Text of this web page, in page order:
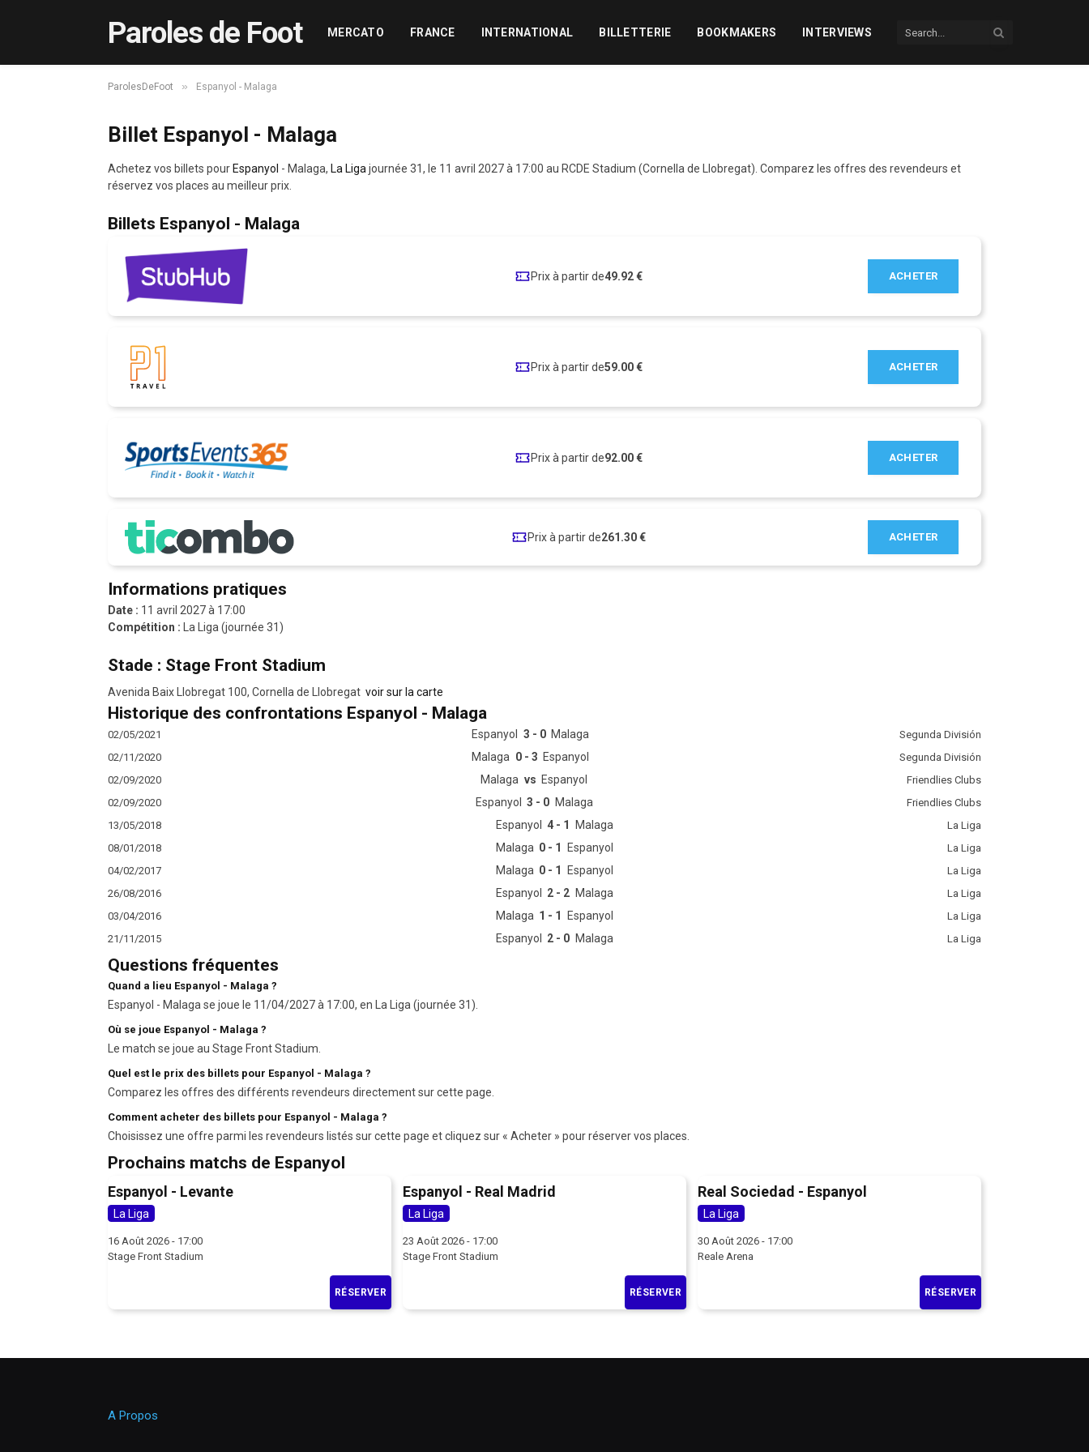
Paroles de Foot MERCATO FRANCE INTERNATIONAL BILLETTERIE BOOKMAKERS INTERVIEWS
ParolesDeFoot » Espanyol - Malaga
Billet Espanyol - Malaga
Achetez vos billets pour Espanyol - Malaga, La Liga journée 31, le 11 avril 2027 à 17:00 au RCDE Stadium (Cornella de Llobregat). Comparez les offres des revendeurs et
réservez vos places au meilleur prix.
Billets Espanyol - Malaga
Prix à partir de49.92 € ACHETER
Prix à partir de59.00 € ACHETER
Prix à partir de92.00 € ACHETER
Prix à partir de261.30 € ACHETER
Informations pratiques
Date : 11 avril 2027 à 17:00
Compétition : La Liga (journée 31)
Stade : Stage Front Stadium
Avenida Baix Llobregat 100, Cornella de Llobregat voir sur la carte
Historique des confrontations Espanyol - Malaga
02/05/2021 Espanyol 3 - 0 Malaga
Segunda División
02/11/2020
Malaga 0 - 3 Espanyol
Segunda División
02/09/2020
Malaga vs Espanyol
Friendlies Clubs
02/09/2020
Espanyol 3 - 0 Malaga
Friendlies Clubs
13/05/2018
Espanyol 4 - 1 Malaga
La Liga
08/01/2018
Malaga 0 - 1 Espanyol
La Liga
04/02/2017
Malaga 0 - 1 Espanyol
La Liga
26/08/2016
Espanyol 2 - 2 Malaga
La Liga
03/04/2016
Malaga 1 - 1 Espanyol
La Liga
21/11/2015
Espanyol 2 - 0 Malaga La Liga
Questions fréquentes
Quand a lieu Espanyol - Malaga ?
Espanyol - Malaga se joue le 11/04/2027 à 17:00, en La Liga (journée 31).
Où se joue Espanyol - Malaga ?
Le match se joue au Stage Front Stadium.
Quel est le prix des billets pour Espanyol - Malaga ?
Comparez les offres des différents revendeurs directement sur cette page.
Comment acheter des billets pour Espanyol - Malaga ?
Choisissez une offre parmi les revendeurs listés sur cette page et cliquez sur « Acheter » pour réserver vos places.
Prochains matchs de Espanyol
Espanyol - Levante
La Liga
16 Août 2026 - 17:00
Stage Front Stadium
RÉSERVER
Espanyol - Real Madrid
La Liga
23 Août 2026 - 17:00
Stage Front Stadium
RÉSERVER
Real Sociedad - Espanyol
La Liga
30 Août 2026 - 17:00
Reale Arena
RÉSERVER
A Propos